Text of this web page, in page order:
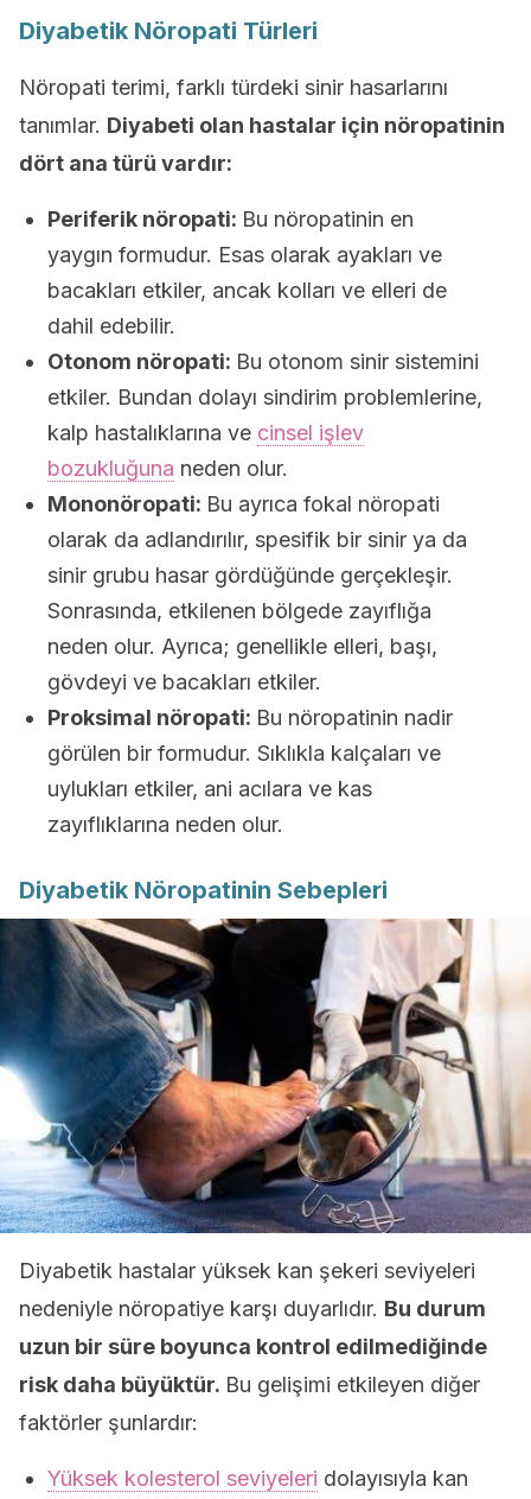
Diyabetik Nöropati Türleri
Nöropati terimi, farklı türdeki sinir hasarlarını
tanımlar. Diyabeti olan hastalar için nöropatinin
dört ana türü vardır:
Periferik nöropati: Bu nöropatinin en
yaygın formudur. Esas olarak ayakları ve
bacakları etkiler, ancak kolları ve elleri de
dahil edebilir.
Otonom nöropati: Bu otonom sinir sistemini
etkiler. Bundan dolayı sindirim problemlerine,
kalp hastalıklarına ve cinsel işlev
bozukluğuna neden olur.
Mononöropati: Bu ayrıca fokal nöropati
olarak da adlandırılır, spesifik bir sinir ya da
sinir grubu hasar gördüğünde gerçekleşir.
Sonrasında, etkilenen bölgede zayıflığa
neden olur. Ayrıca; genellikle elleri, başı,
gövdeyi ve bacakları etkiler.
Proksimal nöropati: Bu nöropatinin nadir
görülen bir formudur. Sıklıkla kalçaları ve
uylukları etkiler, ani acılara ve kas
zayıflıklarına neden olur.
Diyabetik Nöropatinin Sebepleri
Diyabetik hastalar yüksek kan şekeri seviyeleri
nedeniyle nöropatiye karşı duyarlıdır. Bu durum
uzun bir süre boyunca kontrol edilmediğinde
risk daha büyüktür. Bu gelişimi etkileyen diğer
faktörler şunlardır:
Yüksek kolesterol seviyeleri dolayısıyla kan